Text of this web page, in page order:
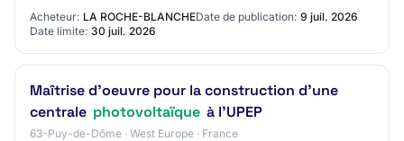
énergét…
Acheteur: LA ROCHE-BLANCHEDate de publication: 9 juil. 2026
Date limite: 30 juil. 2026
Maîtrise d'oeuvre pour la construction d'une
centrale photovoltaïque à l'UPEP
63-Puy-de-Dôme · West Europe · France